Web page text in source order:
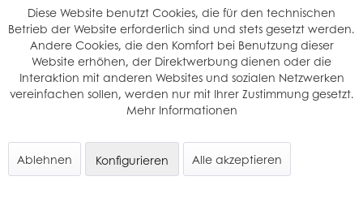
Impressum
* Wir behalten uns vor den Jahrgang auszuwählen, sollten mehrere
Jahrgänge verfügbar sein.
© Saffers WinzerWelt - alle Rechte vorbehalten
Diese Website benutzt Cookies, die für den technischen
Betrieb der Website erforderlich sind und stets gesetzt werden.
Andere Cookies, die den Komfort bei Benutzung dieser
Website erhöhen, der Direktwerbung dienen oder die
Interaktion mit anderen Websites und sozialen Netzwerken
vereinfachen sollen, werden nur mit Ihrer Zustimmung gesetzt.
Mehr Informationen
Ablehnen Alle akzeptieren
Konfigurieren